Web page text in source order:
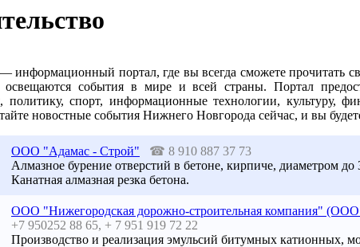
информационный портал, где вы всегда сможете прочитать
освещаются события в мире и всей страны. Портал
политику, спорт, информационные технологии, культуру,
новостные события Нижнего Новгорода сейчас, и вы
ООО "Адамас - Строй" ☎ 8 910 887 37 73
Алмазное бурение отверстий в бетоне, кирпиче, диаметром
Канатная алмазная резка бетона.
ООО "Нижегородская дорожно-строительная компания"
+7 950252 88 65, + 7 951 919 72 22
Производство и реализация эмульсий битумных катионных,